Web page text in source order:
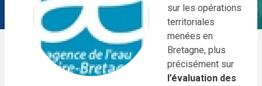
sur les opérations
territoriales
menées en
Bretagne, plus
précisément sur
l’évaluation des